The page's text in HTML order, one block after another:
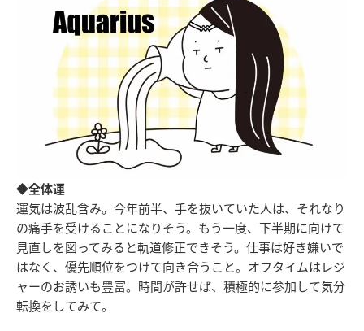
◆全体運
運気は波乱含み。今年前半、手を抜いていた人は、それなり
の痛手を受けることになりそう。もう一度、下半期に向けて
見直しを図ってみると軌道修正できそう。仕事は好き嫌いで
はなく、優先順位をつけて向き合うこと。オフタイムはレジ
ャーのお誘いも豊富。時間が許せば、積極的に参加して気分
転換をしてみて。